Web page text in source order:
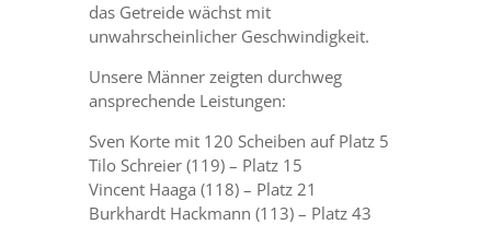
das Getreide wächst mit
unwahrscheinlicher Geschwindigkeit.
Unsere Männer zeigten durchweg
ansprechende Leistungen:
Sven Korte mit 120 Scheiben auf Platz 5
Tilo Schreier (119) – Platz 15
Vincent Haaga (118) – Platz 21
Burkhardt Hackmann (113) – Platz 43